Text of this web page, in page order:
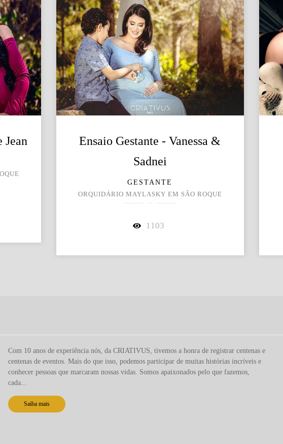
Jean
Ensaio Gestante - Vanessa &
Sadnei
GESTANTE
ORQUIDÁRIO MAYLASKY EM SÃO ROQUE
1103
Com 10 anos de experiência nós, da CRIATIVUS, tivemos a honra de registrar centenas e
centenas de eventos. Mais do que isso, podemos participar de muitas histórias incríveis e
conhecer pessoas que marcaram nossas vidas. Somos apaixonados pelo que fazemos,
cada...
Saiba mais